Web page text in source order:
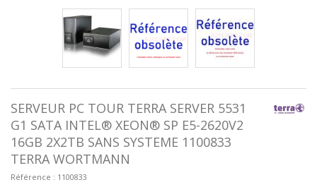
SERVEUR PC TOUR TERRA SERVER 5531
G1 SATA INTEL® XEON® SP E5-2620V2
16GB 2X2TB SANS SYSTEME 1100833
TERRA WORTMANN
Référence : 1100833